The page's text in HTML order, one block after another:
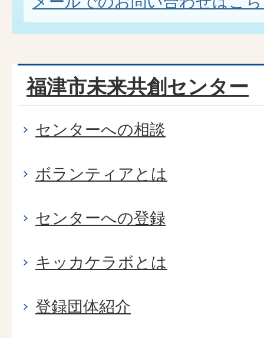
福津市未来共創センター
センターへの相談
ボランティアとは
センターへの登録
キッカケラボとは
登録団体紹介